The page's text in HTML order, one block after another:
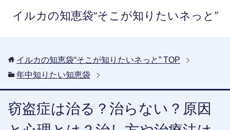
イルカの知恵袋“そこが知りたいネっと”
イルカの知恵袋“そこが知りたいネっと” TOP
年中知りたい知恵袋
窃盗症は治る？治らない？原因